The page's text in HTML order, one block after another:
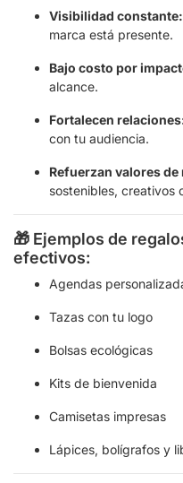
Visibilidad constante:
marca está presente.
Bajo costo por
alcance.
Fortalecen
con tu audiencia.
Refuerzan valores de
sostenibles, creativos
🎁 Ejemplos de
efectivos:
Agendas
Tazas con tu logo
Bolsas ecológicas
Kits de bienvenida
Camisetas impresas
Lápices, bolígrafos y